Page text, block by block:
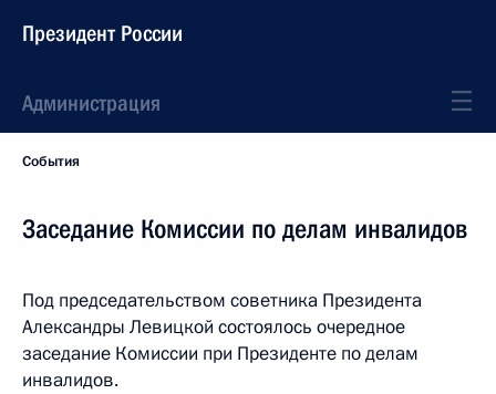
Президент России
Администрация
События
Заседание Комиссии по делам инвалидов
Под председательством советника Президента
Александры Левицкой состоялось очередное
заседание Комиссии при Президенте по делам
инвалидов.